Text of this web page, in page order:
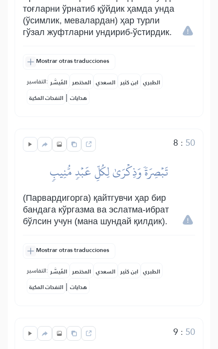
тоғларни ўрнатиб қўйдик ҳамда унда
(ўсимлик, мевалардан) ҳар турли
гўзал жуфтларни ундириб-ўстирдик.
Mostrar otras traducciones
التفاسير: المُيسَّر المختصر السعدي ابن كثير الطبري
النفحات المكية | هدايات
8 : 50
تَبۡصِرَةٗ وَذِكۡرَىٰ لِكُلِّ عَبۡدٖ مُّنِيبٖ
(Парвардигорга) қайтгувчи ҳар бир
бандага кўргазма ва эслатма-ибрат
бўлсин учун (мана шундай қилдик).
Mostrar otras traducciones
التفاسير: المُيسَّر المختصر السعدي ابن كثير الطبري
النفحات المكية | هدايات
9: 50